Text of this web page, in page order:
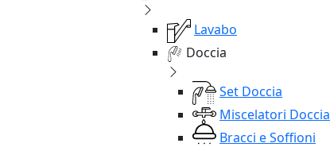
Lavabo
Doccia
Set Doccia
Miscelatori Doccia
Bracci e Soffioni